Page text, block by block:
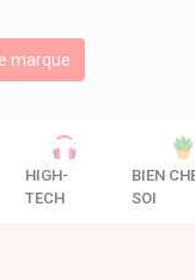
marque
HIGH-
TECH
BIEN
SOI